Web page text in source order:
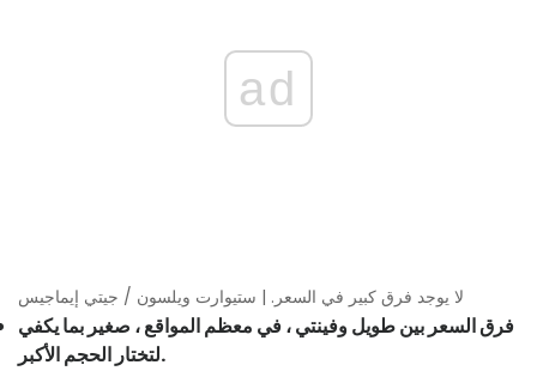
ad
لا يوجد فرق كبير في السعر. | ستيوارت ويلسون / جيتي إيماجيس
فرق السعر بين طويل وفينتي ، في معظم المواقع ، صغير بما يكفي
لتختار الحجم الأكبر.